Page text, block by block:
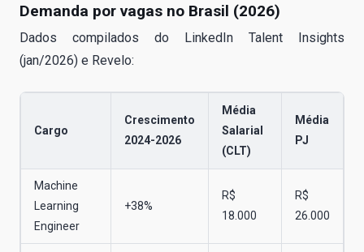
Demanda por vagas no Brasil (2026)
Dados compilados do LinkedIn Talent Insights
(jan/2026) e Revelo:
Cargo
Crescimento
2024-2026
Média
Salarial
(CLT)
Média
PJ
Machine
Learning
Engineer
+38%
R$
18.000
R$
26.000